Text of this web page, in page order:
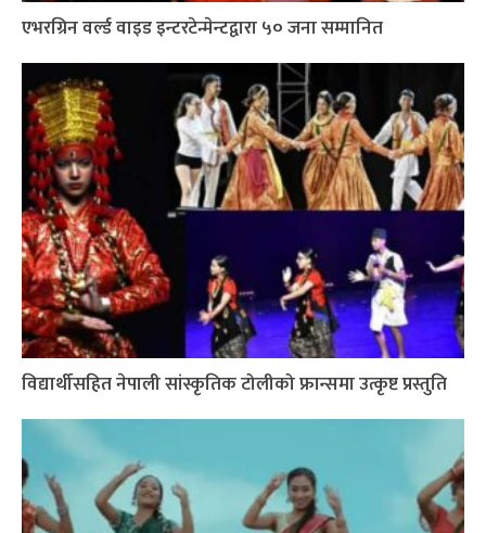
एभरग्रिन वर्ल्ड वाइड इन्टरटेन्मेन्टद्वारा ५० जना सम्मानित
विद्यार्थीसहित नेपाली सांस्कृतिक टोलीको फ्रान्समा उत्कृष्ट प्रस्तुति